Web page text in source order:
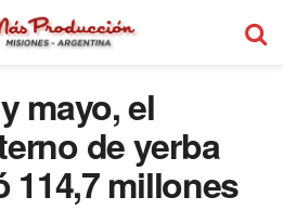
mayo, el
de yerba
114,7 millones